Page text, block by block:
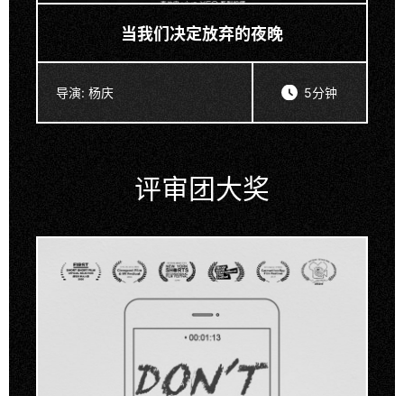
当我们决定放弃的夜晚
5分钟
导演: 杨庆
评审团大奖